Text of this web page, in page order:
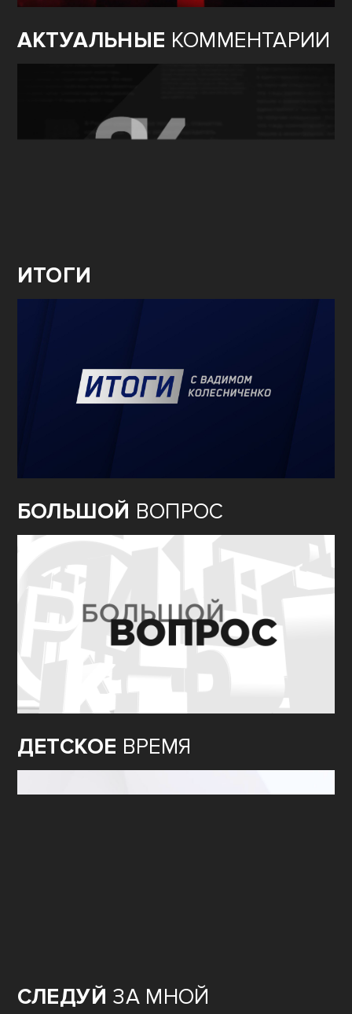
АКТУАЛЬНЫЕ КОММЕНТАРИИ
ИТОГИ
БОЛЬШОЙ ВОПРОС
ДЕТСКОЕ ВРЕМЯ
СЛЕДУЙ ЗА МНОЙ